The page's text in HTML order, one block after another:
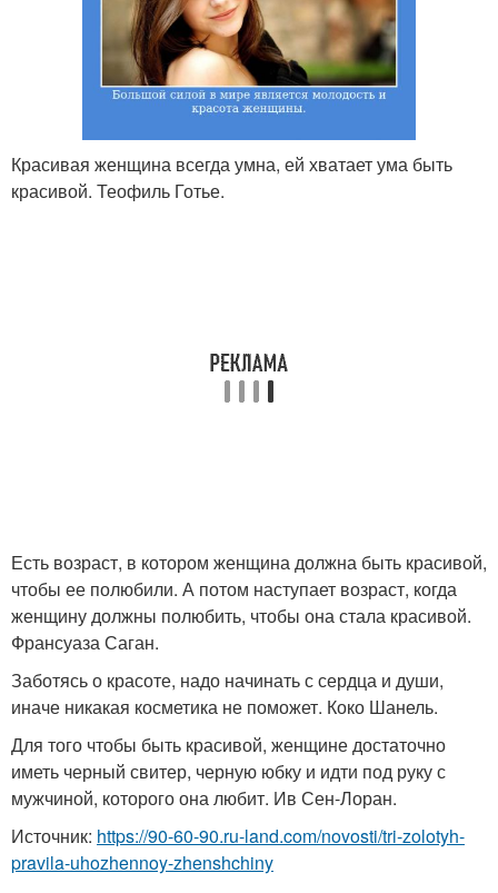
Красивая женщина всегда умна, ей хватает ума быть
красивой. Теофиль Готье.
Есть возраст, в котором женщина должна быть красивой,
чтобы ее полюбили. А потом наступает возраст, когда
женщину должны полюбить, чтобы она стала красивой.
Франсуаза Саган.
Заботясь о красоте, надо начинать с сердца и души,
иначе никакая косметика не поможет. Коко Шанель.
Для того чтобы быть красивой, женщине достаточно
иметь черный свитер, черную юбку и идти под руку с
мужчиной, которого она любит. Ив Сен-Лоран.
Источник: https://90-60-90.ru-land.com/novosti/tri-zolotyh-
pravila-uhozhennoy-zhenshchiny